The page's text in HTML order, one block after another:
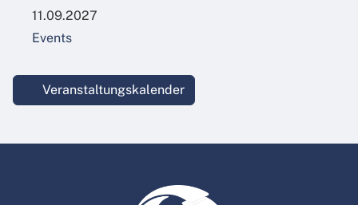
11.09.2027
Events
Veranstaltungskalender